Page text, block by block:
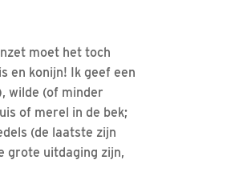
moet het toch
en konijn! Ik geef een
wilde (of minder
of merel in de bek;
(de laatste zijn
grote uitdaging zijn,